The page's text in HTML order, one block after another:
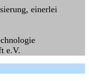
einerlei
e.V.